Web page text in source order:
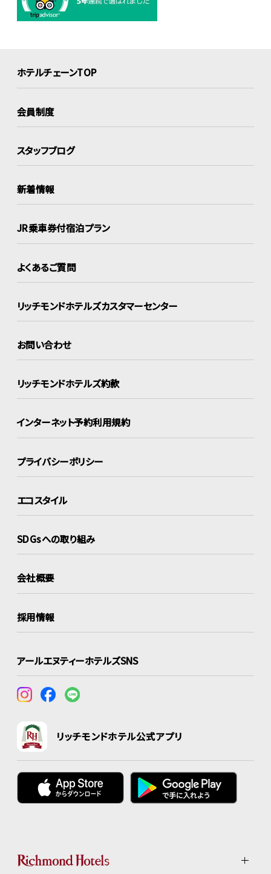
ホテルチェーンTOP
会員制度
スタッフブログ
新着情報
JR乗車券付宿泊プラン
よくあるご質問
リッチモンドホテルズカスタマーセンター
お問い合わせ
リッチモンドホテルズ約款
インターネット予約利用規約
プライバシーポリシー
エコスタイル
SDGsへの取り組み
会社概要
採用情報
アールエヌティーホテルズSNS
リッチモンドホテル公式アプリ